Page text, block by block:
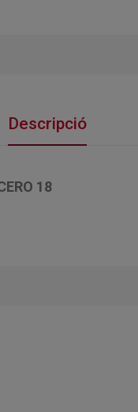
Descripció
18